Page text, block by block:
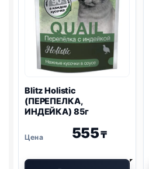
BlitzHolistic
(ПЕРЕПЕЛКА,
ИНДЕЙКА) 85г
555₸